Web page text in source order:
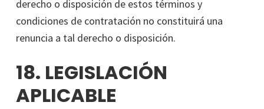
derecho o disposición de estos términos y
condiciones de contratación no constituirá una
renuncia a tal derecho o disposición.
18. LEGISLACIÓN
APLICABLE